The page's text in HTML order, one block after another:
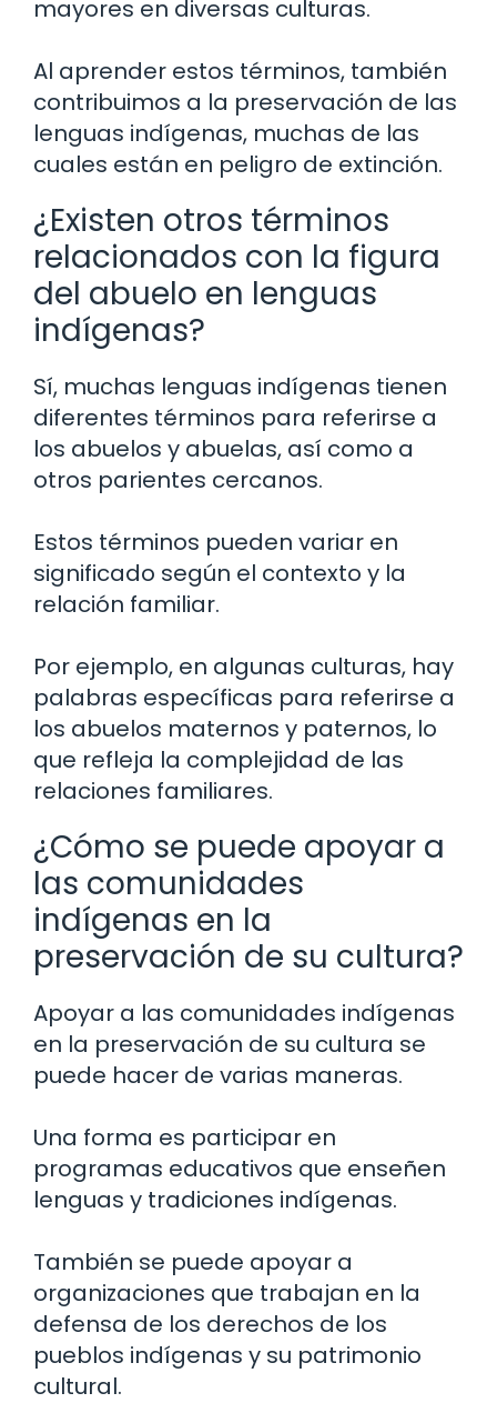
mayores en diversas culturas.
Al aprender estos términos, también
contribuimos a la preservación de las
lenguas indígenas, muchas de las
cuales están en peligro de extinción.
¿Existen otros términos
relacionados con la figura
del abuelo en lenguas
indígenas?
Sí, muchas lenguas indígenas tienen
diferentes términos para referirse a
los abuelos y abuelas, así como a
otros parientes cercanos.
Estos términos pueden variar en
significado según el contexto y la
relación familiar.
Por ejemplo, en algunas culturas, hay
palabras específicas para referirse a
los abuelos maternos y paternos, lo
que refleja la complejidad de las
relaciones familiares.
¿Cómo se puede apoyar a
las comunidades
indígenas en la
preservación de su cultura?
Apoyar a las comunidades indígenas
en la preservación de su cultura se
puede hacer de varias maneras.
Una forma es participar en
programas educativos que enseñen
lenguas y tradiciones indígenas.
También se puede apoyar a
organizaciones que trabajan en la
defensa de los derechos de los
pueblos indígenas y su patrimonio
cultural.